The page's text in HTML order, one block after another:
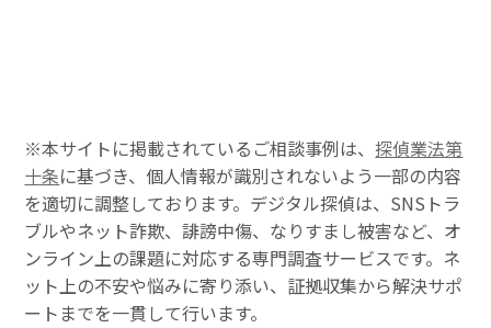
※本サイトに掲載されているご相談事例は、探偵業法第
十条に基づき、個人情報が識別されないよう一部の内容
を適切に調整しております。デジタル探偵は、SNSトラ
ブルやネット詐欺、誹謗中傷、なりすまし被害など、オ
ンライン上の課題に対応する専門調査サービスです。ネ
ット上の不安や悩みに寄り添い、証拠収集から解決サポ
ートまでを一貫して行います。